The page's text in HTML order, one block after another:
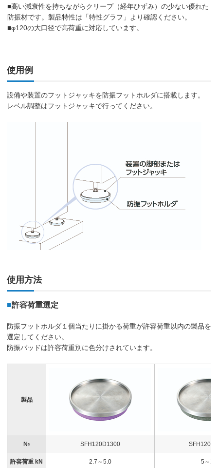
■高い減衰性を持ちながらクリープ（経年ひずみ）の少ない優れた
防振材です。製品特性は「特性グラフ」より確認ください。
■φ120の大口径で高荷重に対応しています。
使用例
設備や装置のフットジャッキを防振フットホルダに搭載します。
レベル調整はフットジャッキで行ってください。
使用方法
■許容荷重選定
防振フットホルダ１個当たりに掛かる荷重が許容荷重以内の製品を
選定してください。
防振パッドは許容荷重別に色分けされています。
製品
№ SFH120D1300
許容荷重 kN 2.7～5.0 5～10